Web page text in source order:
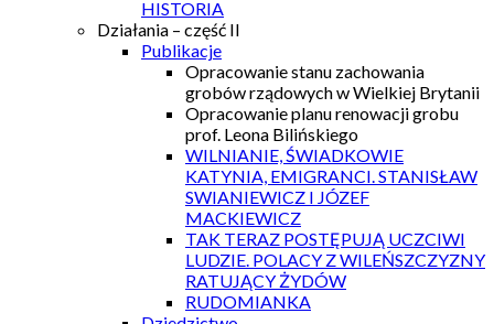
HISTORIA
Działania – część II
Publikacje
Opracowanie stanu zachowania
grobów rządowych w Wielkiej Brytanii
Opracowanie planu renowacji grobu
prof. Leona Bilińskiego
WILNIANIE, ŚWIADKOWIE
KATYNIA, EMIGRANCI. STANISŁAW
SWIANIEWICZ I JÓZEF
MACKIEWICZ
TAK TERAZ POSTĘPUJĄ UCZCIWI
LUDZIE. POLACY Z WILEŃSZCZYZNY
RATUJĄCY ŻYDÓW
RUDOMIANKA